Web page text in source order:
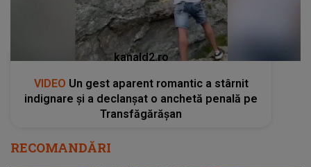
kanald2.ro
VIDEO Un gest aparent romantic a stârnit
indignare și a declanșat o anchetă penală pe
Transfăgărășan
RECOMANDĂRI